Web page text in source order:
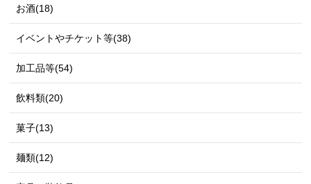
お酒(18)
イベントやチケット等(38)
加工品等(54)
飲料類(20)
菓子(13)
麺類(12)